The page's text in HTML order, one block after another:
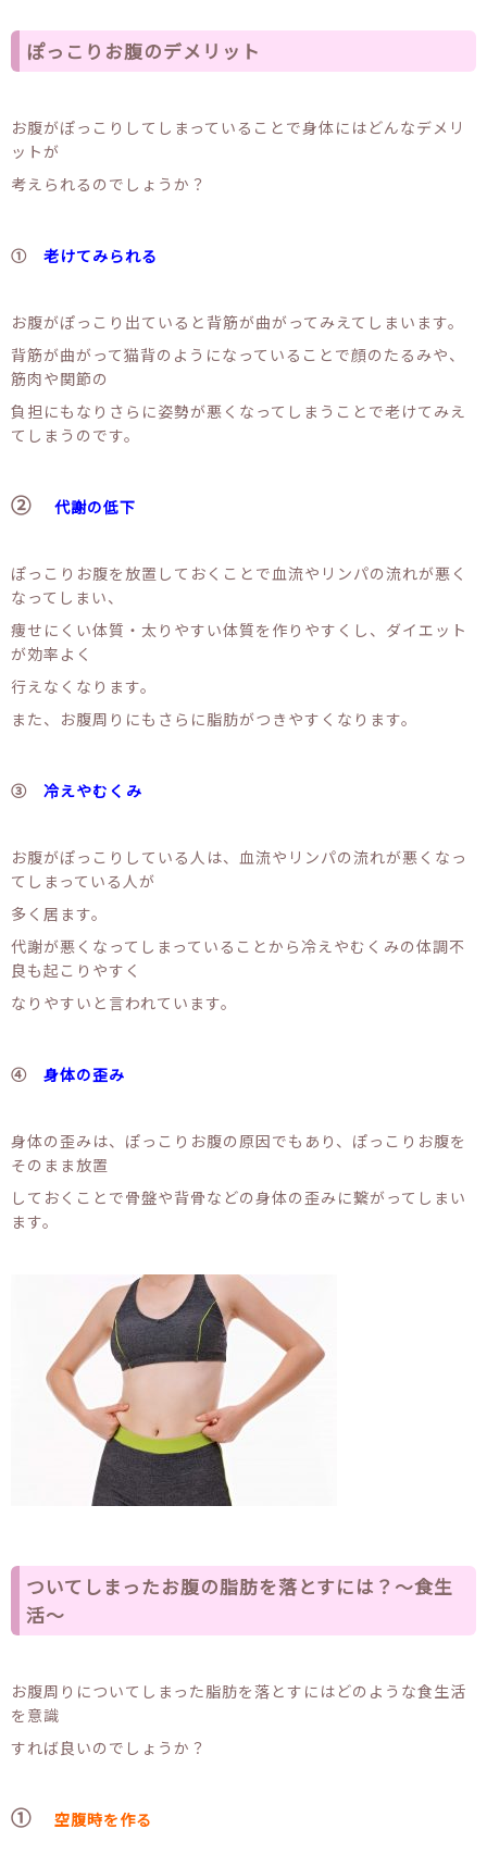
ぽっこりお腹のデメリット
お腹がぽっこりしてしまっていることで身体にはどんなデメリ
ットが
考えられるのでしょうか？
① 老けてみられる
お腹がぽっこり出ていると背筋が曲がってみえてしまいます。
背筋が曲がって猫背のようになっていることで顔のたるみや、
筋肉や関節の
負担にもなりさらに姿勢が悪くなってしまうことで老けてみえ
てしまうのです。
② 代謝の低下
ぽっこりお腹を放置しておくことで血流やリンパの流れが悪く
なってしまい、
痩せにくい体質・太りやすい体質を作りやすくし、ダイエット
が効率よく
行えなくなります。
また、お腹周りにもさらに脂肪がつきやすくなります。
③ 冷えやむくみ
お腹がぽっこりしている人は、血流やリンパの流れが悪くなっ
てしまっている人が
多く居ます。
代謝が悪くなってしまっていることから冷えやむくみの体調不
良も起こりやすく
なりやすいと言われています。
④ 身体の歪み
身体の歪みは、ぽっこりお腹の原因でもあり、ぽっこりお腹を
そのまま放置
しておくことで骨盤や背骨などの身体の歪みに繋がってしまい
ます。
ついてしまったお腹の脂肪を落とすには？〜食生
活〜
お腹周りについてしまった脂肪を落とすにはどのような食生活
を意識
すれば良いのでしょうか？
① 空腹時を作る